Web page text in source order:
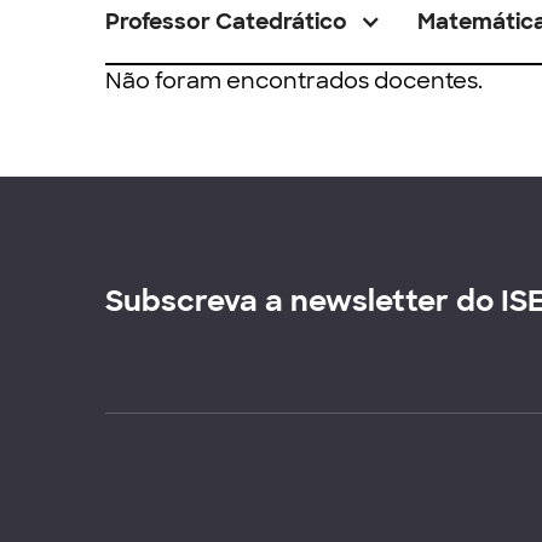
Professor Catedrático
Não foram encontrados docentes.
Subscreva a newsletter do